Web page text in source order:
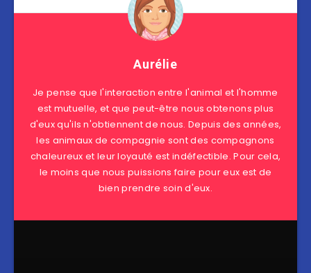
Aurélie
Je pense que l'interaction entre l'animal et l'homme
est mutuelle, et que peut-être nous obtenons plus
d'eux qu'ils n'obtiennent de nous. Depuis des années,
les animaux de compagnie sont des compagnons
chaleureux et leur loyauté est indéfectible. Pour cela,
le moins que nous puissions faire pour eux est de
bien prendre soin d'eux.